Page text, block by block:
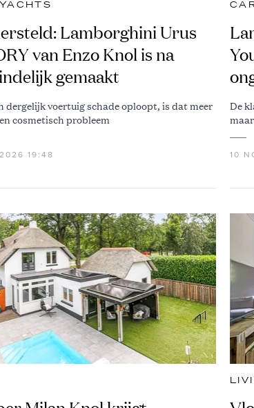
Lamborghini Urus
van Enzo Knol is na
gemaakt
dergelijk voertuig schade oploopt, is dat meer
cosmetisch probleem
19:48
De
10